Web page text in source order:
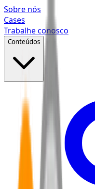
Pular para o conteúdo principal
Sobre nós
Cases
Trabalhe conosco
Conteúdos